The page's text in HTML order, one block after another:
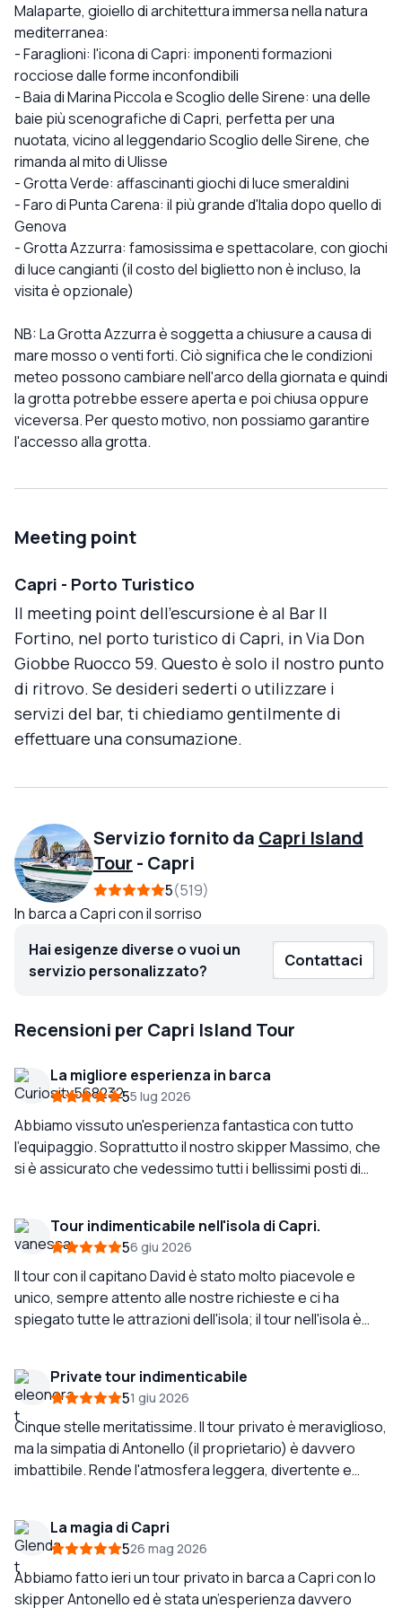
Malaparte, gioiello di architettura immersa nella natura
mediterranea:
- Faraglioni: l'icona di Capri: imponenti formazioni
rocciose dalle forme inconfondibili
- Baia di Marina Piccola e Scoglio delle Sirene: una delle
baie più scenografiche di Capri, perfetta per una
nuotata, vicino al leggendario Scoglio delle Sirene, che
rimanda al mito di Ulisse
- Grotta Verde: affascinanti giochi di luce smeraldini
- Faro di Punta Carena: il più grande d'Italia dopo quello di
Genova
- Grotta Azzurra: famosissima e spettacolare, con giochi
di luce cangianti (il costo del biglietto non è incluso, la
visita è opzionale)
NB: La Grotta Azzurra è soggetta a chiusure a causa di
mare mosso o venti forti. Ciò significa che le condizioni
meteo possono cambiare nell'arco della giornata e quindi
la grotta potrebbe essere aperta e poi chiusa oppure
viceversa. Per questo motivo, non possiamo garantire
l'accesso alla grotta.
Meeting point
Capri - Porto Turistico
Il meeting point dell'escursione è al Bar Il
Fortino, nel porto turistico di Capri, in Via Don
Giobbe Ruocco 59. Questo è solo il nostro punto
di ritrovo. Se desideri sederti o utilizzare i
servizi del bar, ti chiediamo gentilmente di
effettuare una consumazione.
Servizio fornito da Capri Island
Tour - Capri
5 519
In barca a Capri con il sorriso
Hai esigenze diverse o vuoi un
servizio personalizzato?
Contattaci
Recensioni per Capri Island Tour
La migliore esperienza in barca
55 lug 2026
Abbiamo vissuto un'esperienza fantastica con tutto
l'equipaggio. Soprattutto il nostro skipper Massimo, che
si è assicurato che vedessimo tutti i bellissimi posti di
abbiamo nuotato nel bellissimo mare di Capri.
Torneremo sicuramente.
Tour indimenticabile nell'isola di Capri.
56 giu 2026
Il tour con il capitano David è stato molto piacevole e
unico, sempre attento alle nostre richieste e ci ha
spiegato tutte le attrazioni dell'isola; il tour nell'isola è
venite a Capri, è un imperdibile dell'isola e che meglio con
questa compagnia e con un capitano così esperto. Non
esitate a contattarli per la vostra visita a Capri.
Private tour indimenticabile
51 giu 2026
Cinque stelle meritatissime. Il tour privato è meraviglioso,
ma la simpatia di Antonello (il proprietario) è davvero
imbattibile. Rende l'atmosfera leggera, divertente e
espirenza INDIMENTICABILE. Il nostro must quando
veniamo a Capri!!
La magia di Capri
526 mag 2026
Abbiamo fatto ieri un tour privato in barca a Capri con lo
skipper Antonello ed è stata un’esperienza davvero